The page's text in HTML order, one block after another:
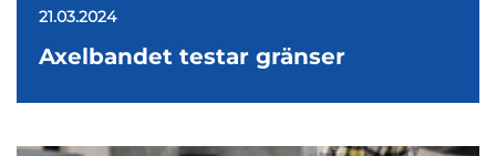
21.03.2024
Axelbandet testar gränser